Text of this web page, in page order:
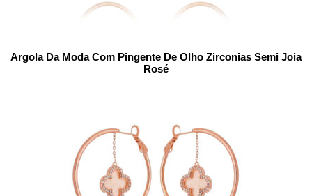
Argola Da Moda Com Pingente De Olho Zirconias Semi Joia
Rosé